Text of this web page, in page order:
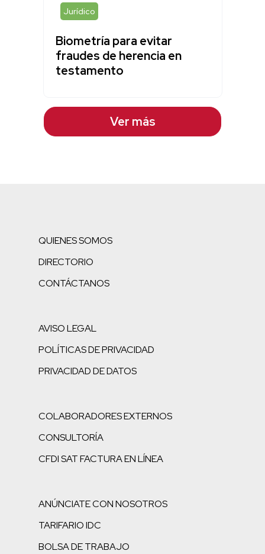
Jurídico
Biometría para evitar
fraudes de herencia en
testamento
Ver más
QUIENES SOMOS
DIRECTORIO
CONTÁCTANOS
AVISO LEGAL
POLÍTICAS DE PRIVACIDAD
PRIVACIDAD DE DATOS
COLABORADORES EXTERNOS
CONSULTORÍA
CFDI SAT FACTURA EN LÍNEA
ANÚNCIATE CON NOSOTROS
TARIFARIO IDC
BOLSA DE TRABAJO